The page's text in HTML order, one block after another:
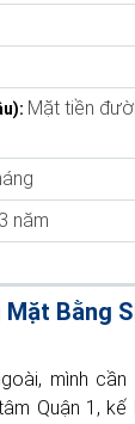
Mặt tiền
3 năm
Mặt Bằng
mình cần
Quận 1,